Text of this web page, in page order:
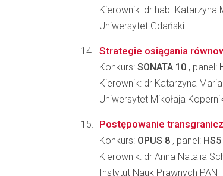
Kierownik: dr hab. Katarzyna
Uniwersytet Gdański
Strategie osiągania
Konkurs: SONATA 10 , panel:
Kierownik: dr Katarzyna
Uniwersytet Mikołaja
Postępowanie
Konkurs: OPUS 8 , panel: HS5
Kierownik: dr Anna Natalia
Instytut Nauk Prawnych PAN